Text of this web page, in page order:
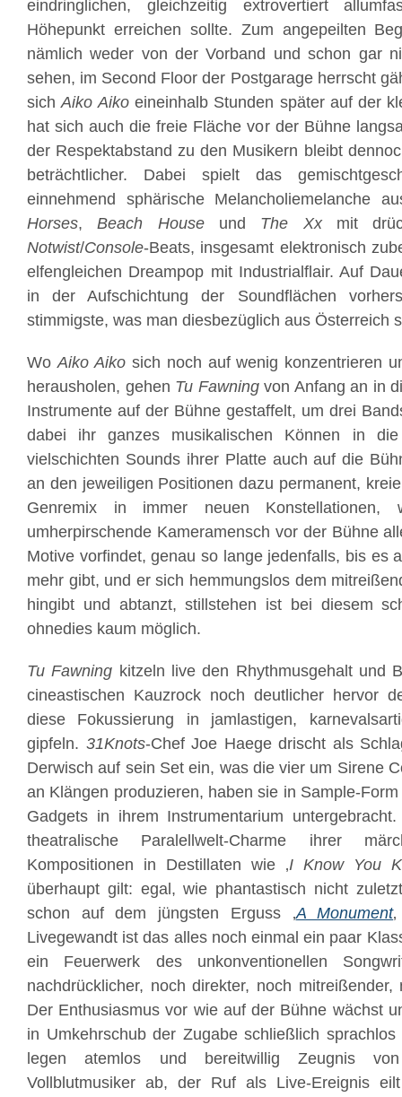
eindringlichen, gleichzeitig extrovertiert
Höhepunkt erreichen sollte. Zum angepeilten
nämlich weder von der Vorband und schon gar
sehen, im Second Floor der Postgarage herrscht
sichAiko Aiko eineinhalb Stunden später auf der
hat sich auch die freie Fläche vor der Bühne
der Respektabstand zu den Musikern bleibt
beträchtlicher. Dabei spielt das
einnehmend sphärische Melancholiemelanche
Horses,Beach Houseund The Xxmit
Notwist/Console-Beats, insgesamt elektronisch
elfengleichen Dreampop mit Industrialflair. Auf
in der Aufschichtung der Soundflächen
stimmigste, was man diesbezüglich aus Österreich
WoAiko Aikosich noch auf wenig konzentrieren
herausholen, gehen Tu Fawningvon Anfang an in
Instrumente auf der Bühne gestaffelt, um drei
dabei ihr ganzes musikalischen Können in
vielschichten Sounds ihrer Platte auch auf die
an den jeweiligen Positionen dazu permanent,
Genremix in immer neuen Konstellationen,
umherpirschende Kameramensch vor der Bühne
Motive vorfindet, genau so lange jedenfalls, bis es
mehr gibt, und er sich hemmungslos dem
hingibt und abtanzt, stillstehen ist bei diesem
ohnedies kaum möglich.
Tu Fawning kitzeln live den Rhythmusgehalt und
cineastischen Kauzrock noch deutlicher hervor
diese Fokussierung in jamlastigen,
gipfeln. 31Knots-Chef Joe Haege drischt als
Derwisch auf sein Set ein, was die vier um Sirene
an Klängen produzieren, haben sie in Sample-
Gadgets in ihrem Instrumentarium
theatralische Paralellwelt-Charme ihrer
Kompositionen in Destillaten wie ‚I Know You
überhaupt gilt: egal, wie phantastisch nicht
schon auf dem jüngsten Erguss ‚A Monument
Livegewandt ist das alles noch einmal ein paar
ein Feuerwerk des unkonventionellen
nachdrücklicher, noch direkter, noch mitreißender,
Der Enthusiasmus vor wie auf der Bühne wächst
in Umkehrschub der Zugabe schließlich
legen atemlos und bereitwillig Zeugnis
Vollblutmusiker ab, der Ruf als Live-Ereignis